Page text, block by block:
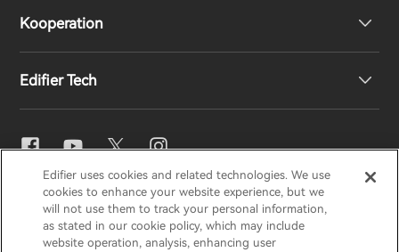
EU-Konformitätserklärung
Unsere Geschichte
Kooperation
Vertriebspartner werden
Edifier Tech
EQ-Einstellungen
Snapdragon Sound™
EDIFIERAIRPULSESTAXHECATE
Edifier uses cookies and related technologies. We use
cookies to enhance your website experience, but we
will not use them to track your personal information,
as stated in our cookie policy, which may include
website operation, analysis, enhancing user